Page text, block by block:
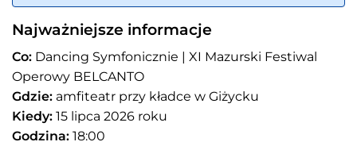
Najważniejsze informacje
Co: Dancing Symfonicznie | XI Mazurski Festiwal
Operowy BELCANTO
Gdzie: amfiteatr przy kładce w Giżycku
Kiedy: 15 lipca 2026 roku
Godzina: 18:00